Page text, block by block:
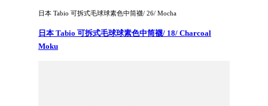
日本 Tabio 可拆式毛球球素色中筒襪/ 26/ Mocha
日本 Tabio 可拆式毛球球素色中筒襪/ 18/ Charcoal
Moku